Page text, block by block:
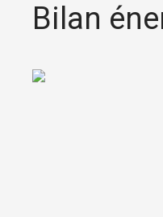
Bilan